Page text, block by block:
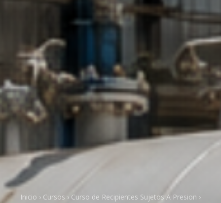
Inicio › Cursos › Curso de Recipientes Sujetos A Presion ›